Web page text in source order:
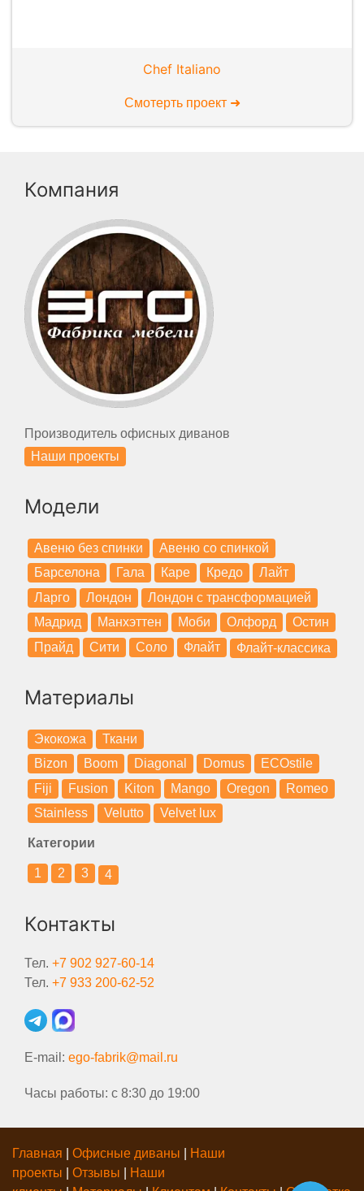
Chef Italiano
Смотерть проект ➜
Компания
Производитель офисных диванов
Наши проекты
Модели
Авеню без спинки
Авеню со спинкой
Барселона
Гала Каре Кредо
Лайт
Ларго
Лондон
Лондон с трансформацией
Мадрид
Манхэттен Моби Олфорд
Остин
Прайд
Сити Соло Флайт Флайт-классика
Материалы
Экокожа
Ткани
Bizon
Boom Diagonal Domus
ECOstile
Fiji
Fusion Kiton Mango Oregon
Romeo
Stainless
Velutto Velvet lux
Категории
1 2 3 4
Контакты
Тел. +7 902 927-60-14
Тел. +7 933 200-62-52
E-mail: ego-fabrik@mail.ru
Часы работы: с 8:30 до 19:00
Главная Офисные диваны
Наши
проекты
Отзывы
Наши